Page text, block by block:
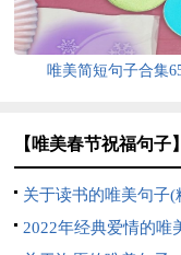
唯美简短句子合集
【唯美春节祝福句子
关于读书的唯美句子(
篇)2022年经典爱情的唯